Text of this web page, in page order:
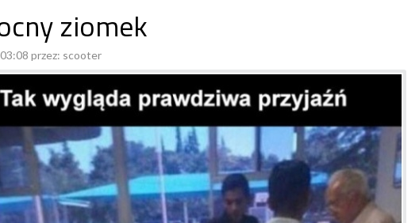
ziomek
przez: scooter